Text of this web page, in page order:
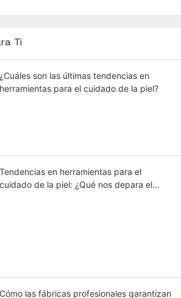
Ti
¿Cuáles son las últimas tendencias en
herramientas para el cuidado de la piel?
Tendencias en herramientas para el
cuidado de la piel: ¿Qué nos depara el
Cómo las fábricas profesionales garantizan